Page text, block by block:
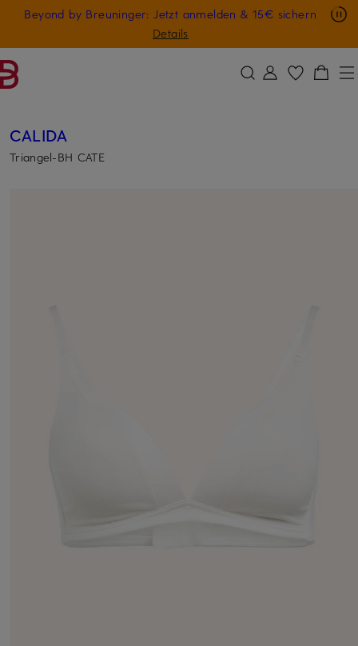
ZUM HAUPTINHALT ÜBERSPRINGEN
Beyond by Breuninger: Jetzt anmelden & 15€ sichern
Details
Nur in der App: -10 € auf digitale Geschenkkarten
GESCHENK20
CALIDA
Triangel-BH CATE